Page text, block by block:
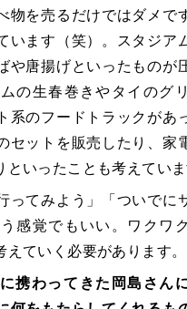
物を売るだけではダメで
います（笑）。スタジア
や唐揚げといったものが
の生春巻きやタイのグ
系のフードトラックがあ
セットを販売したり、家
といったことも考えていま
ってみよう」「ついでに
感覚でもいい。ワクワ
ていく必要があります。
わってきた岡島さんに